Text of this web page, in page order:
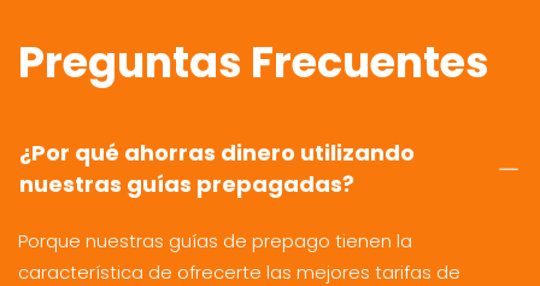
Preguntas Frecuentes
¿Por qué ahorras dinero utilizando
nuestras guías prepagadas?
Porque nuestras guías de prepago tienen la
característica de ofrecerte las mejores tarifas de